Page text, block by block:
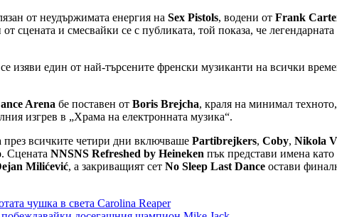
от неудържимата енергия на Sex Pistols, водени от Frank
сцената и смесвайки се с публиката, той показа, че
изяви един от най-търсените френски музиканти на всички
Arena бе поставен от Boris Brejcha, краля на минимал
изгрев в „Храма на електронната музика“.
през всичките четири дни включваше Partibrejkers, Coby, Nikola
. Сцената NNSNS Refreshed by Heineken пък представи имена като
Milićević, а закриващият сет No Sleep Last Dance остави
чушка в света Carolina Reaper